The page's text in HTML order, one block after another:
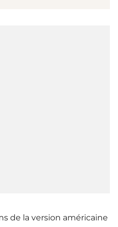
de la version américaine